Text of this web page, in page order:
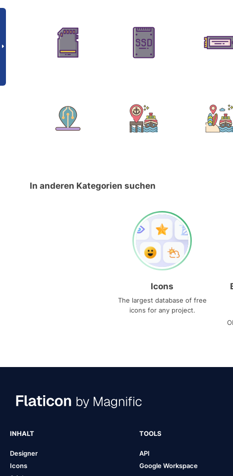
In anderen Kategorien suchen
Icons
The largest database of free
icons for any project.
INHALT
Designer
Icons
TOOLS
API
Google Workspace